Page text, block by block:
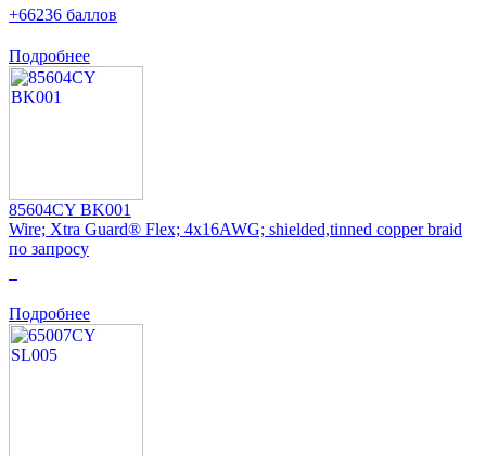
+66236 баллов
Подробнее
85604CY BK001
Wire; Xtra Guard® Flex; 4x16AWG; shielded,tinned copper braid
по запросу
Подробнее